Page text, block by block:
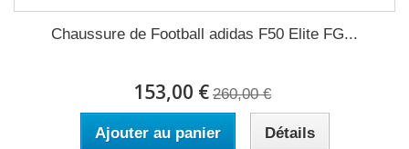
Chaussure de Football adidas F50 Elite FG...
153,00 € 260,00 €
Ajouter au panier Détails